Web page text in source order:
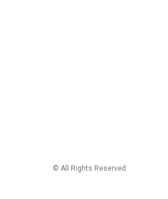
© All Rights Reserved.